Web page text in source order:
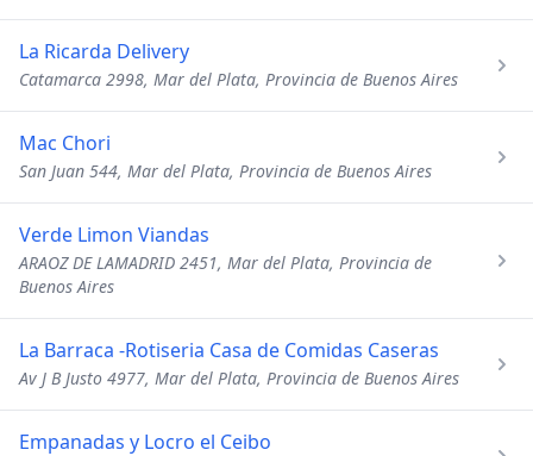
La Ricarda Delivery
Catamarca 2998, Mar del Plata, Provincia de Buenos Aires
Mac Chori
San Juan 544, Mar del Plata, Provincia de Buenos Aires
Verde Limon Viandas
ARAOZ DE LAMADRID 2451, Mar del Plata, Provincia de
Buenos Aires
La Barraca -Rotiseria Casa de Comidas Caseras
Av J B Justo 4977, Mar del Plata, Provincia de Buenos Aires
Empanadas y Locro el Ceibo